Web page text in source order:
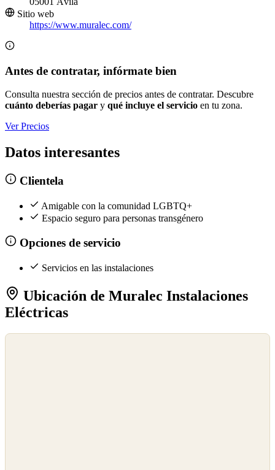
Sitio web
https://www.muralec.com/
Antes de contratar, infórmate bien
Consulta nuestra sección de precios antes de contratar. Descubre
cuánto deberías pagar y qué incluye el servicio en tu zona.
Ver Precios
Datos interesantes
Clientela
Amigable con la comunidad LGBTQ+
Espacio seguro para personas transgénero
Opciones de servicio
Servicios en las instalaciones
Ubicación de Muralec Instalaciones
Eléctricas